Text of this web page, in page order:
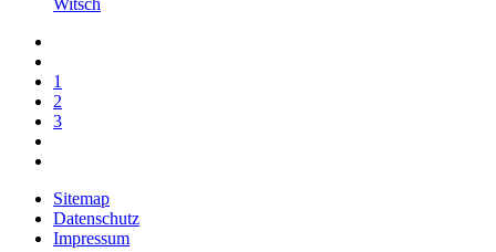
1
2
3
Sitemap
Datenschutz
Impressum